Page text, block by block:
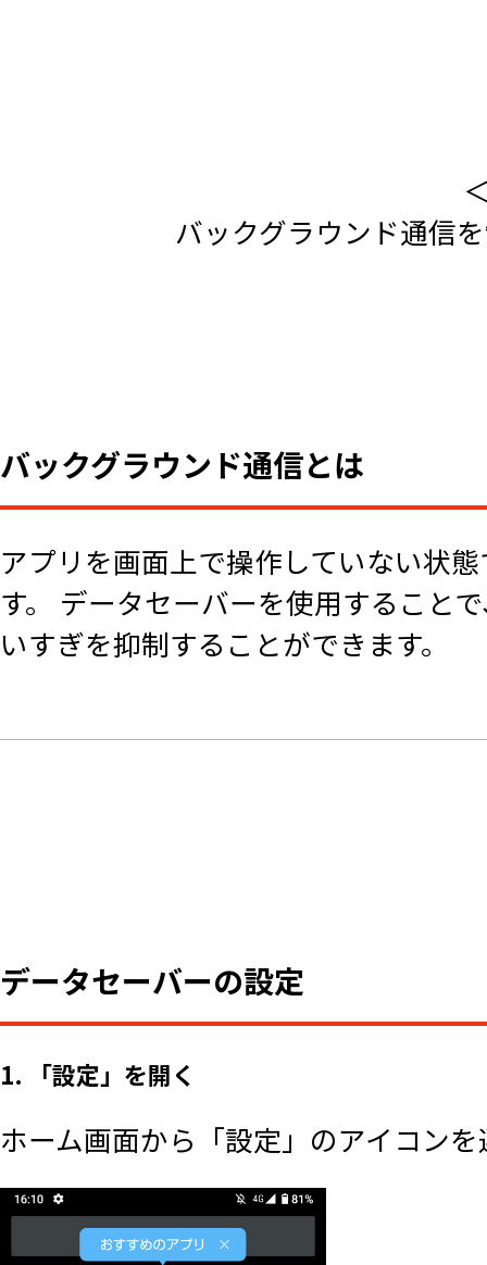
バックグラウンド通信
バックグラウンド通信とは
アプリを画面上で操作していない状
す。 データセーバーを使用すること
いすぎを抑制することができます。
データセーバーの設定
1. 「設定」を開く
ホーム画面から「設定」のアイコン